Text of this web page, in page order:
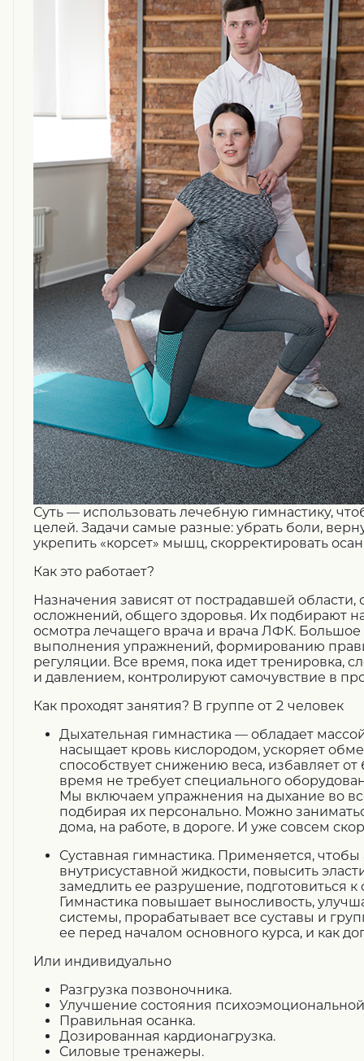
Суть — использовать лечебную гимнастику,
целей. Задачи самые разные: убрать боли,
укрепить «корсет» мышц, скорректировать
Как это работает?
Назначения зависят от пострадавшей области,
осложнений, общего здоровья. Их подбирают
осмотра лечащего врача и врача ЛФК.
выполнения упражнений, формированию
регуляции. Все время, пока идет тренировка,
и давлением, контролируют самочувствие в
Как проходят занятия? В группе от 2 человек
Дыхательная гимнастика — обладает
насыщает кровь кислородом, ускоряет
способствует снижению веса, избавляет
время не требует специального
Мы включаем упражнения на дыхание во
подбирая их персонально. Можно
дома, на работе, в дороге. И уже совсем
Суставная гимнастика. Применяется, чтобы
внутрисуставной жидкости, повысить
замедлить ее разрушение, подготовиться
Гимнастика повышает выносливость,
системы, прорабатывает все суставы и
ее перед началом основного курса, и как
Или индивидуально
Разгрузка позвоночника.
Улучшение состояния
Правильная осанка.
Дозированная кардионагрузка.
Силовые тренажеры.